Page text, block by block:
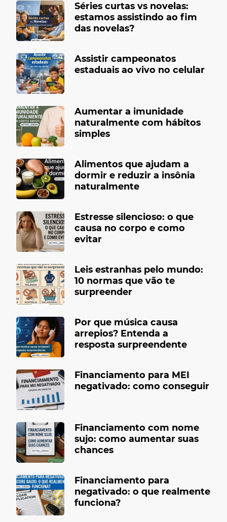
Séries curtas vs novelas:
estamos assistindo ao fim
das novelas?
Assistir campeonatos
estaduais ao vivo no celular
Aumentar a imunidade
naturalmente com hábitos
simples
Alimentos que ajudam a
dormir e reduzir a insônia
naturalmente
Estresse silencioso: o que
causa no corpo e como
evitar
Leis estranhas pelo mundo:
10 normas que vão te
surpreender
Por que música causa
arrepios? Entenda a
resposta surpreendente
Financiamento para MEI
negativado: como conseguir
Financiamento com nome
sujo: como aumentar suas
chances
Financiamento para
negativado: o que realmente
funciona?